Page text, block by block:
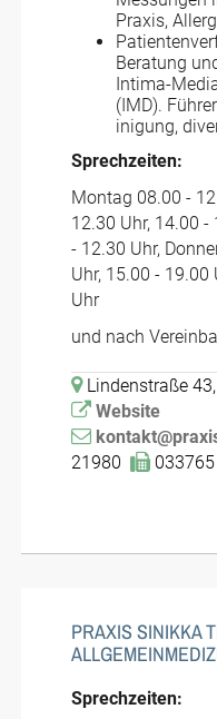
Praxis,
Beratung
Intima-
(IMD).
inigung,
Sprechzeiten:
Montag 08.00 -
12.30 Uhr, 14.00
- 12.30 Uhr,
Uhr, 15.00 - 19.00
Uhr
und nach
Lindenstraße
Website
21980
PRAXIS SINIKKA
Sprechzeiten: